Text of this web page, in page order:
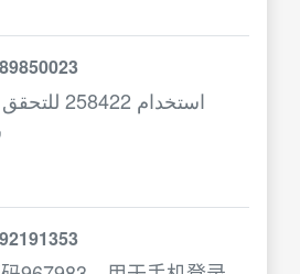
استخدام